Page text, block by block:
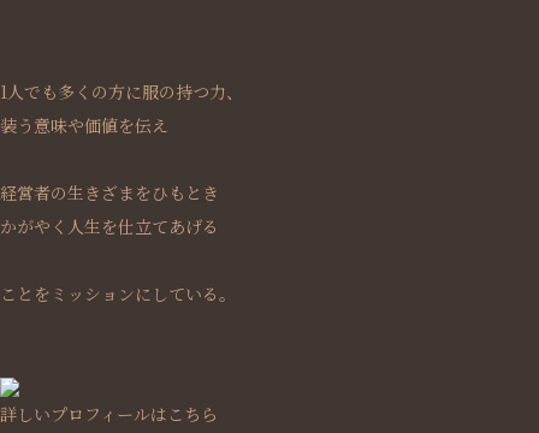
1人でも多くの方に服の持つ力、
装う意味や価値を伝え
経営者の生きざまをひもとき
かがやく人生を仕立てあげる
ことをミッションにしている。
詳しいプロフィールはこちら